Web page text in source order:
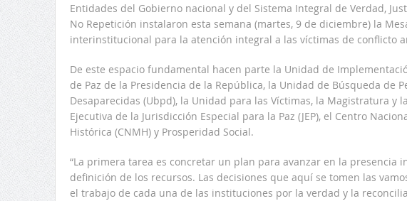
Entidades del Gobierno nacional y del Sistema Integral de Verdad,
No Repetición instalaron esta semana (martes, 9 de diciembre) la
interinstitucional para la atención integral a las víctimas de conflicto
De este espacio fundamental hacen parte la Unidad de
de Paz de la Presidencia de la República, la Unidad de Búsqueda de
Desaparecidas (Ubpd), la Unidad para las Víctimas, la Magistratura y
Ejecutiva de la Jurisdicción Especial para la Paz (JEP), el Centro
Histórica (CNMH) y Prosperidad Social.
“La primera tarea es concretar un plan para avanzar en la presencia
definición de los recursos. Las decisiones que aquí se tomen las
el trabajo de cada una de las instituciones por la verdad y la
Delwin